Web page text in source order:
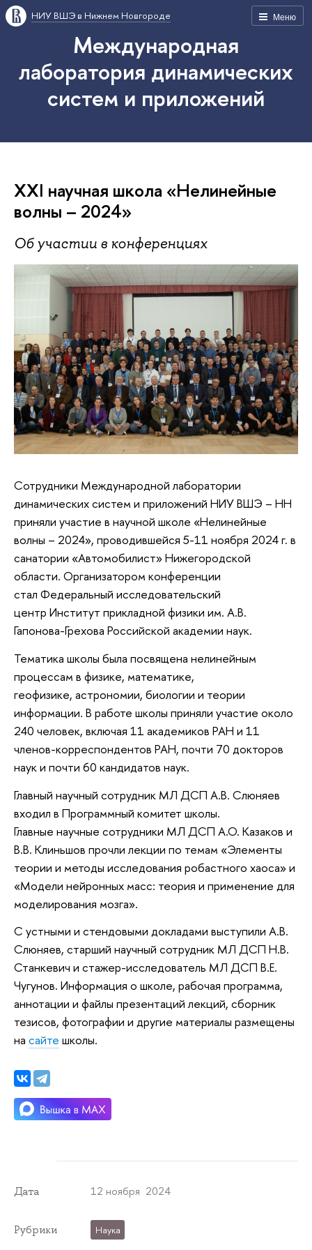
Меню
НИУ ВШЭ в Нижнем Новгороде
Международная
лаборатория динамических
систем и приложений
XXI научная школа «Нелинейные
волны – 2024»
Об участии в конференциях
Сотрудники Международной лаборатории
динамических систем и приложений НИУ ВШЭ – НН
приняли участие в научной школе «Нелинейные
волны – 2024», проводившейся 5-11 ноября 2024 г. в
санатории «Автомобилист» Нижегородской
области. Организатором конференции
стал Федеральный исследовательский
центр Институт прикладной физики им. А.В.
Гапонова-Грехова Российской академии наук.
Тематика школы была посвящена нелинейным
процессам в физике, математике,
геофизике, астрономии, биологии и теории
информации. В работе школы приняли участие около
240 человек, включая 11 академиков РАН и 11
членов-корреспондентов РАН, почти 70 докторов
наук и почти 60 кандидатов наук.
Главный научный сотрудник МЛ ДСП А.В. Слюняев
входил в Программный комитет школы.
Главные научные сотрудники МЛ ДСП А.О. Казаков и
В.В. Клиньшов прочли лекции по темам «Элементы
теории и методы исследования робастного хаоса» и
«Модели нейронных масс: теория и применение для
моделирования мозга».
С устными и стендовыми докладами выступили А.В.
Слюняев, старший научный сотрудник МЛ ДСП Н.В.
Станкевич и стажер-исследователь МЛ ДСП В.Е.
Чугунов. Информация о школе, рабочая программа,
аннотации и файлы презентаций лекций, сборник
тезисов, фотографии и другие материалы размещены
на сайте школы.
Дата 12 ноября 2024
Рубрики Наука